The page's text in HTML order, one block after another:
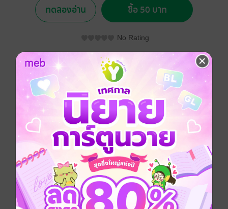
ทดลองอ่าน ซื้อ 50 บาท
No Rating
อยากได้ ซื้อเป็นของขวัญ แชร์
เทคโนโลยีชาวบ้าน ปักษ์หลังพฤศจิกายน 2557 ฉบับที่
587
ประเภทไฟล์ pdf
วันที่วางขาย 16 พฤศจิกายน 2557
ความยาว 132 หน้า